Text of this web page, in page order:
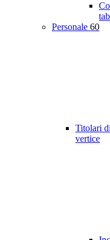
Personale 60
Titolari
vertice